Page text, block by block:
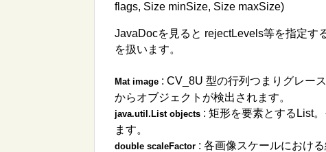
flags, Size minSize, Size maxSize)
JavaDocを見ると rejectLevels等を指定す
を扱います。
Mat image : CV_8U 型の行列つまりグレー
からオブジェクトが検出されます。
java.util.List objects : 矩形を要素とするList
ます。
double scaleFactor : 各画像スケールにおける